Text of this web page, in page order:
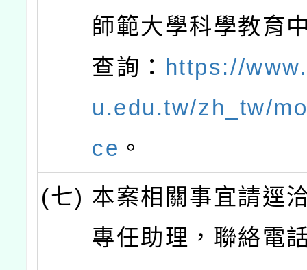
師範大學科學教育
查詢： https://
u.edu.tw/zh_tw/
ce 。
(七) 本案相關事宜請逕
專任助理，聯絡電